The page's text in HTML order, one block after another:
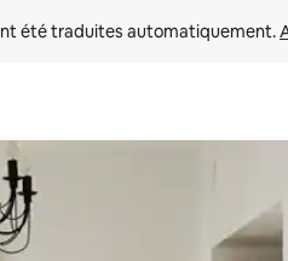
été traduites automatiquement.